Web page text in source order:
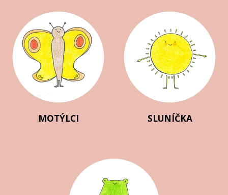
MOTÝLCI SLUNÍČKA